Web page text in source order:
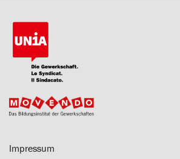
Impressum